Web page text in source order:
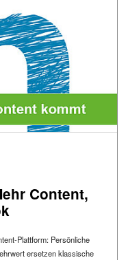
Content,
Plattform: Persönliche
ersetzen klassische